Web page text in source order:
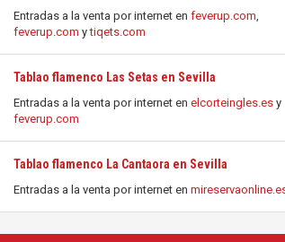
Entradas a la venta por internet en feverup.com,
feverup.com ytiqets.com
Tablao flamenco Las Setas en Sevilla
Entradas a la venta por internet en elcorteingles.es y
feverup.com
Tablao flamenco La Cantaora en Sevilla
Entradas a la venta por internet en